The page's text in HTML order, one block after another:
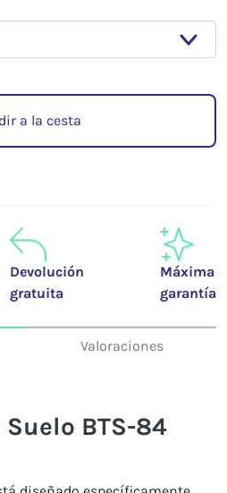
a la cesta
Devolución
gratuita
Máxima
garantía
Valoraciones
BTS-84